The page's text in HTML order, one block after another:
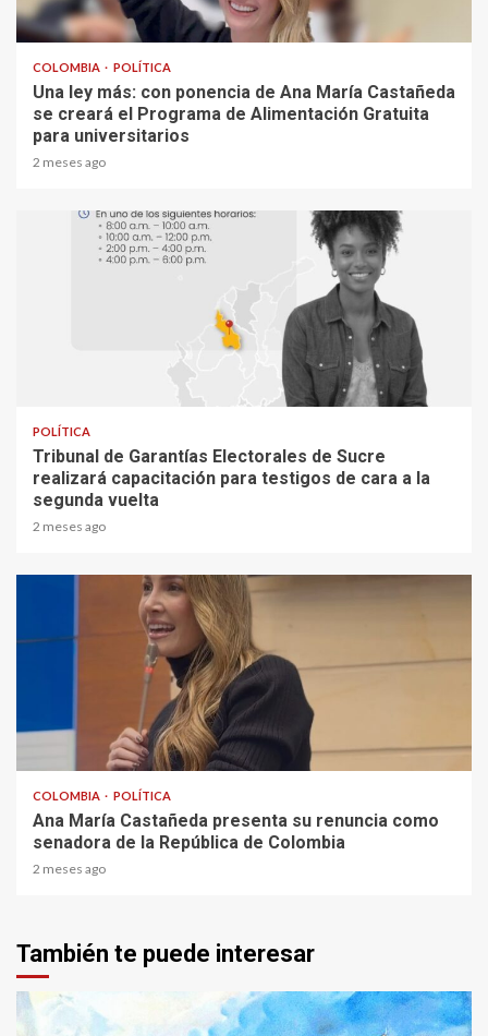
2 min read
COLOMBIA POLÍTICA
Una ley más: con ponencia de Ana María Castañeda
se creará el Programa de Alimentación Gratuita
para universitarios
2 meses ago
POLÍTICA
Tribunal de Garantías Electorales de Sucre
realizará capacitación para testigos de cara a la
segunda vuelta
2 meses ago
COLOMBIA POLÍTICA
Ana María Castañeda presenta su renuncia como
senadora de la República de Colombia
2 meses ago
También te puede interesar